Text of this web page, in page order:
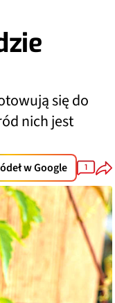
się do
nich jest
w Google 1